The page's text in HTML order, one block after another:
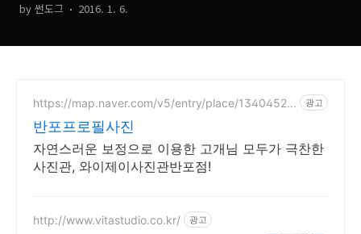
by 썬도그 2016. 1. 6.
https://map.naver.com/v5/entry/place/13404525
광고
반포프로필사진
자연스러운 보정으로 이용한 고개님 모두가 극찬한
사진관, 와이제이사진관반포점!
http://www.vitastudio.co.kr/ 광고